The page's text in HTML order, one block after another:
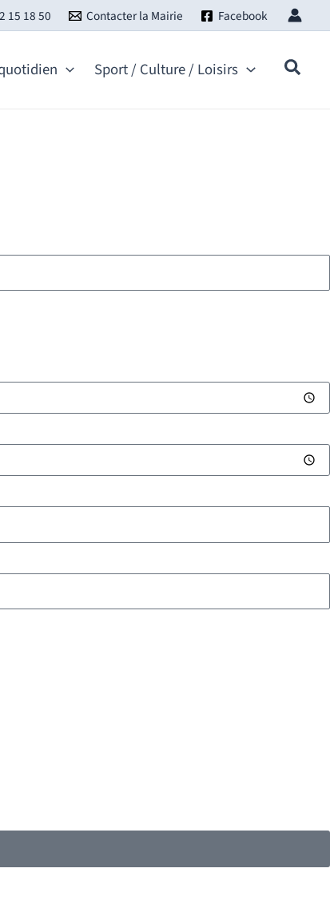
15 18 50 Contacter la Mairie Facebook
Sport / Culture / Loisirs